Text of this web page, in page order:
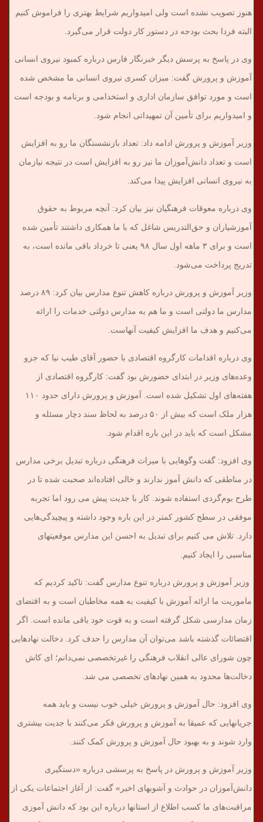
هنوز تصویب نشده است ولی امیدواریم شرایط بهتری را فراموش کنیم
البته فردا بحث بودجه در دستور کار دولت قرار می‌گیرد.
وی در پاسخ به پرسش دیگر خبرنگار فارس درباره کمبود نیروی انسانی
آموزش و پرورش گفت: میزان کسری نیروی انسانی ما مشخص شده
است و مورد توافق سازمان اداری و استخدامی و برنامه و بودجه است
و امیدواریم برای تأمین آن تمهیداتی انجام شود.
وزیر آموزش و پرورش ادامه داد: تعداد بازنشستگان ما رو به افزایش
است و تعداد دانش‌آموزان ما نیز رو به افزایش است در نتیجه نیازمان
به نیروی انسانی افزایش پیدا می‌کند.
وی درباره معوقات فرهنگیان نیز بیان کرد: آنچه مربوط به حقوق
آموزشیاران و حق‌التدریس شاغل که با ما همکاری داشتند تأمین شده
است و برای ۳ ماهه اول سال ۹۸ یعنی تا خرداد باقی مانده است، به
تدریج پرداخت می‌شود.
وزیر آموزش و پرورش درباره کاهش تنوع مدارس بیان کرد: ۸۹ درصد
مدارس ما دولتی است و ما هم به مدارس دولتی خدمات را ارائه
می‌کنیم و هدف ما افزایش کیفیت آنهاست.
وی درباره اقدامات کارگروه اقتصادی با حضور آقای طیب نیا که جزو
وعده‌های وزیر در ابتدای حضورش بود گفت: کارگروه اقتصادی از
هفته‌های اول تشکیل شده است. آموزش و پرورش دارای حدود ۱۱۰
هزار ملک است که بیش از ۵۰ درصد به لحاظ سند دچار مسئله و
مشکل است که باید در این باره اقدام شود.
وی افزود: گفت وگوهایی با میراث فرهنگی درباره تبدیل برخی مدارس
در مناطقی که دانش آموز ندارند و خالی افتاده‌اند صحبت شده تا در
طرح بوم‌گردی استفاده شوند. کار با جدیت پیش می رود اما تجربه
موفقی در سطح کشور کمتر در این باره وجود داشته و پیچیدگی‌هایی
دارد. تلاش می کنیم برای تبدیل به احسن این مدارس موقعیتهای
مناسبی را ایجاد کنیم.
وزیر آموزش و پرورش درباره تنوع مدارس گفت: تاکید کردیم که
ماموریت ما ارائه آموزش با کیفیت به همه مخاطبان است و به اقتضای
زمان مدارسی شکل گرفته است و به قوت خود باقی مانده است. اگر
اقتضائات گذشته باشد می‌توان آن مدارس را حدف کرد. دخالت نهادهایی
چون شورای عالی انقلاب فرهنگی را غیرتخصصی نمی‌دانم؛ ای کاش
دخالت‌ها محدود به همین نهادهای تخصصی می شد.
وی افزود: حال آموزش و پرورش خیلی خوب نیست و باید همه
جریانهایی که عمیقا به آموزش و پرورش فکر می‌کنند با جدیت بیشتری
وارد شوند و به بهبود حال آموزش و پرورش کمک کنند.
وزیر آموزش و پرورش در پاسخ به پرسشی درباره «دستگیری
دانش‌آموزان در حوادث و آشوبهای اخیر» گفت: از آغاز اجتماعات یکی از
مراقبت‌های ما کسب اطلاع از استانها درباره این بود که دانش آموزی